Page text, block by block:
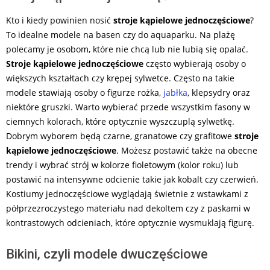
Kto i kiedy powinien nosić stroje kąpielowe jednoczęściowe?
To idealne modele na basen czy do aquaparku. Na plażę
polecamy je osobom, które nie chcą lub nie lubią się opalać.
Stroje kąpielowe jednoczęściowe często wybierają osoby o
większych kształtach czy krępej sylwetce. Często na takie
modele stawiają osoby o figurze rożka, jabłka, klepsydry oraz
niektóre gruszki. Warto wybierać przede wszystkim fasony w
ciemnych kolorach, które optycznie wyszczuplą sylwetkę.
Dobrym wyborem będą czarne, granatowe czy grafitowe stroje
kąpielowe jednoczęściowe. Możesz postawić także na obecne
trendy i wybrać strój w kolorze fioletowym (kolor roku) lub
postawić na intensywne odcienie takie jak kobalt czy czerwień.
Kostiumy jednoczęściowe wyglądają świetnie z wstawkami z
półprzezroczystego materiału nad dekoltem czy z paskami w
kontrastowych odcieniach, które optycznie wysmuklają figurę.
Bikini, czyli modele dwuczęściowe